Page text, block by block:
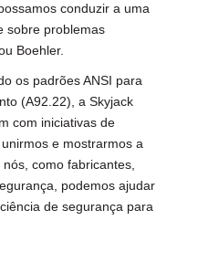
conduzir a uma
sobre problemas
Boehler.
os padrões ANSI para
(A92.22), a Skyjack
com iniciativas de
e mostrarmos a
como fabricantes,
podemos ajudar
de segurança para